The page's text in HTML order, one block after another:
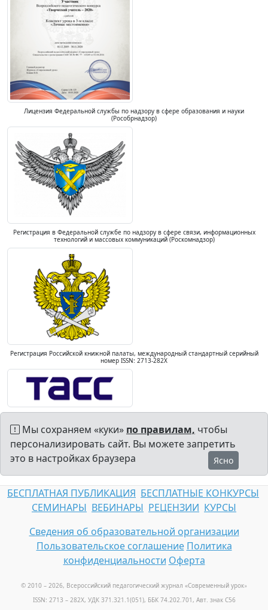
Лицензия Федеральной службы по надзору в сфере образования и науки
(Рособрнадзор)
Регистрация в Федеральной службе по надзору в сфере связи, информационных
технологий и массовых коммуникаций (Роскомнадзор)
Регистрация Российской книжной палаты, международный стандартный серийный
номер ISSN: 2713-282X
Мы сохраняем «куки» по правилам, чтобы
персонализировать сайт. Вы можете запретить
это в настройках браузера
Ясно
БЕСПЛАТНАЯ ПУБЛИКАЦИЯ БЕСПЛАТНЫЕ КОНКУРСЫ
СЕМИНАРЫ ВЕБИНАРЫ РЕЦЕНЗИИ КУРСЫ
Сведения об образовательной организации
Пользовательское соглашение Политика
конфиденциальности Оферта
© 2010 – 2026, Всероссийский педагогический журнал «Современный урок»
ISSN: 2713 – 282X, УДК 371.321.1(051), ББК 74.202.701, Авт. знак С56